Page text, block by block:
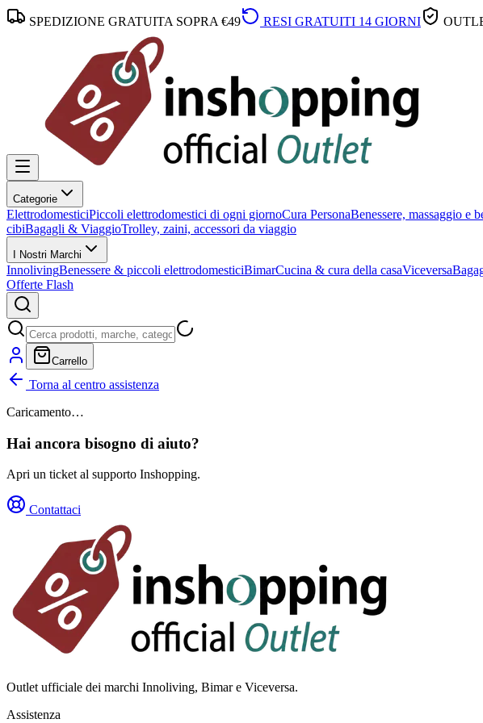
SPEDIZIONE GRATUITA SOPRA €49 RESI GRATUITI 14 GIORNI
Categorie
ElettrodomesticiPiccoli elettrodomestici di ogni giornoCura PersonaBenessere, massaggio e
cibiBagagli & ViaggioTrolley, zaini, accessori da viaggio
I Nostri Marchi
InnolivingBenessere & piccoli elettrodomesticiBimarCucina & cura della casaViceversa
Offerte Flash
Carrello
Torna al centro assistenza
Caricamento…
Hai ancora bisogno di aiuto?
Apri un ticket al supporto Inshopping.
Contattaci
Outlet ufficiale dei marchi Innoliving, Bimar e Viceversa.
Assistenza